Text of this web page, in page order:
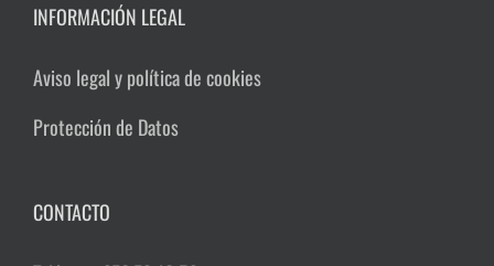
INFORMACIÓN LEGAL
Aviso legal y política de cookies
Protección de Datos
CONTACTO